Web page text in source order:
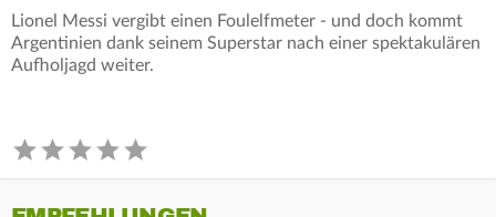
Lionel Messi vergibt einen Foulelfmeter - und doch kommt
Argentinien dank seinem Superstar nach einer spektakulären
Aufholjagd weiter.